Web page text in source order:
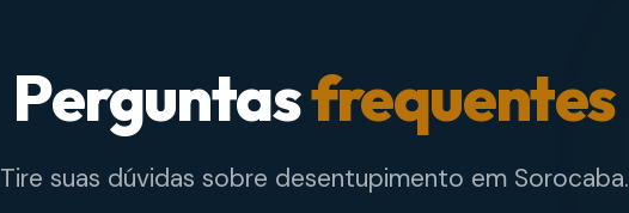
Perguntasfrequentes
Tire suas dúvidas sobre desentupimento em Sorocaba.